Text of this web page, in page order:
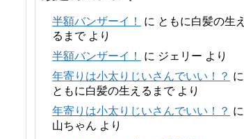
半額バンザーイ！ に ともに白髪の生え
るまでより
半額バンザーイ！
に ジェリー より
年寄りは小太りじいさんでいい！？ に
ともに白髪の生えるまでより
年寄りは小太りじいさんでいい！？ に
山ちゃん より